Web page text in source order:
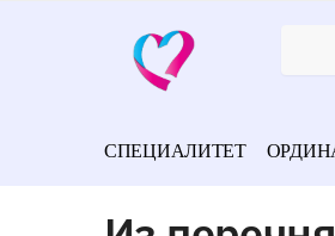
СПЕЦИАЛИТЕТ